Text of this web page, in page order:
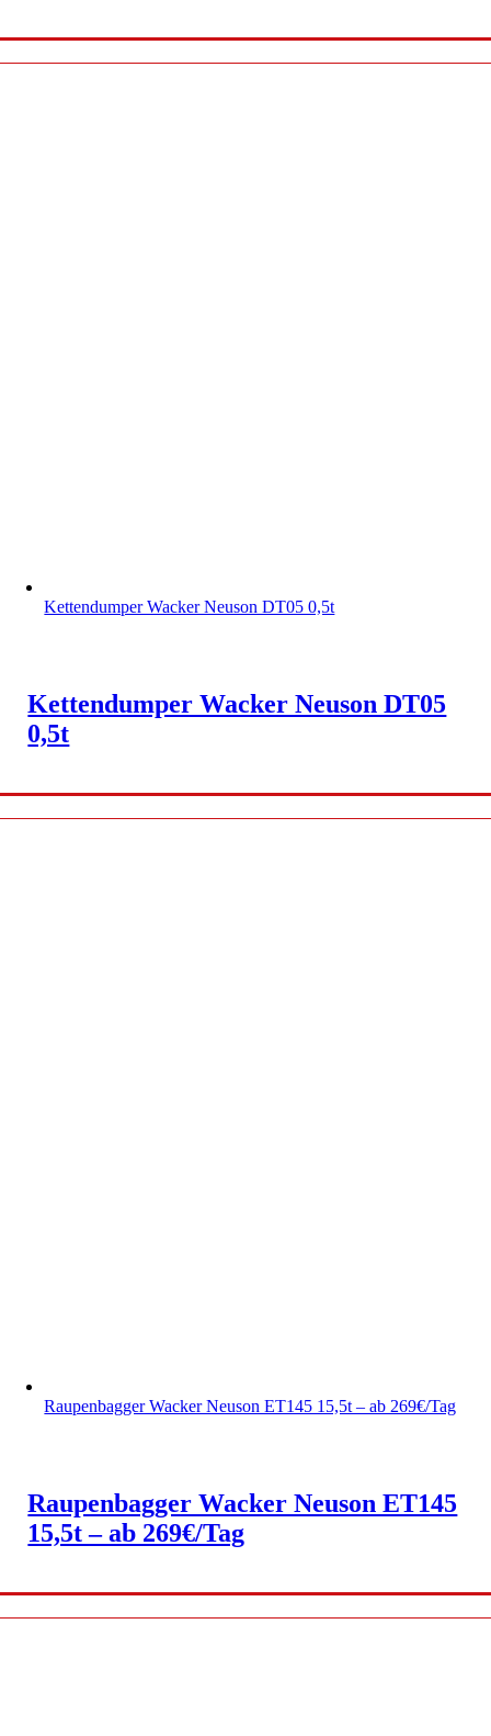
Kettendumper Wacker Neuson DT05 0,5t
Kettendumper Wacker Neuson DT05
0,5t
Raupenbagger Wacker Neuson ET145 15,5t – ab 269€/Tag
Raupenbagger Wacker Neuson ET145
15,5t – ab 269€/Tag